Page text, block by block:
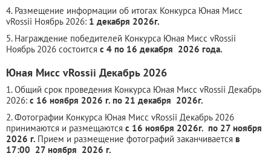
4. Размещение информации об итогах Конкурса Юная Мисс
vRossii Ноябрь 2026: 1 декабря 2026г.
5. Награждение победителей Конкурса Юная Мисс vRossii
Ноябрь 2026 состоится с 4 по 16 декабря 2026 года.
Юная Мисс vRossii Декабрь 2026
1. Общий срок проведения Конкурса Юная Мисс vRossii Декабрь
2026: с 16 ноября 2026 г. по 21 декабря 2026г.
2. Фотографии Конкурса Юная Мисс vRossii Декабрь 2026
принимаются и размещаются с 16 ноября 2026г. по 27 ноября
2026 г. Прием и размещение фотографий заканчивается в
17:00 27 ноября 2026 г.